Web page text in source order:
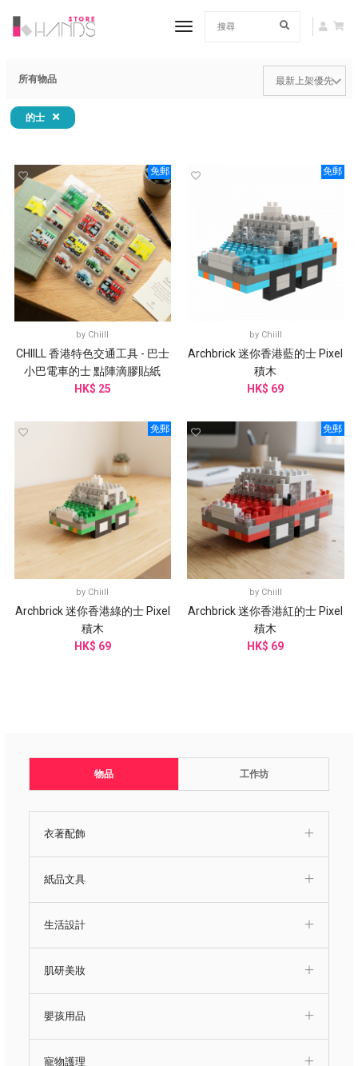
toggle navigation
物品 工作坊
衣著配飾
紙品文具
生活設計
肌研美妝
嬰孩用品
寵物護理
所有物品
的士
免郵
by Chiill
CHIILL 香港特色交通工具 - 巴士
小巴電車的士 點陣滴膠貼紙
HK$ 25
免郵
by Chiill
Archbrick 迷你香港藍的士 Pixel
積木
HK$ 69
免郵
by Chiill
Archbrick 迷你香港綠的士 Pixel
積木
HK$ 69
免郵
by Chiill
Archbrick 迷你香港紅的士 Pixel
積木
HK$ 69